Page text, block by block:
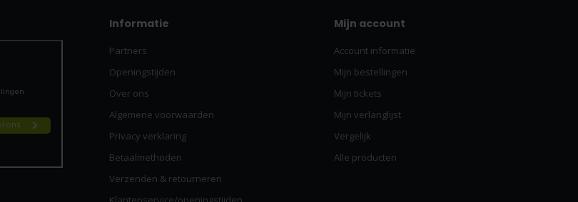
Informatie
Partners
Openingstijden
Over ons
Algemene voorwaarden
Privacy verklaring
Betaalmethoden
Verzenden & retourneren
Mijn account
Account informatie
Mijn bestellingen
Mijn tickets
Mijn verlanglijst
Vergelijk
Alle producten